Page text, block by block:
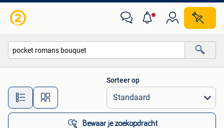
Alle afstanden…
Sorteer op
Bewaar je zoekopdracht